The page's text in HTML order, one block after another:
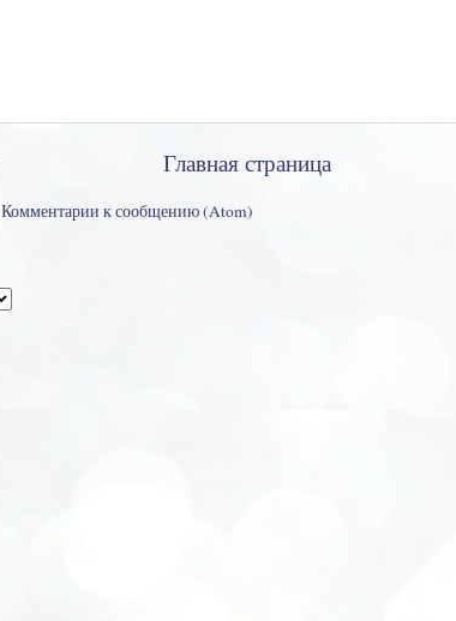
Главная страница
Комментарии к сообщению (Atom)